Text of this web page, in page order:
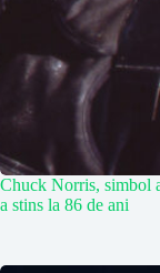
Chuck Norris, simbol
a stins la 86 de ani